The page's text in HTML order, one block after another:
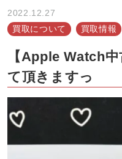
ッ
プ
2022.12.27
買取について
買取情報
【Apple Watch
て頂きますっ